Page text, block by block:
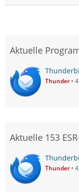
Aktuelle
Thunder
Aktuelle 153
Thunder